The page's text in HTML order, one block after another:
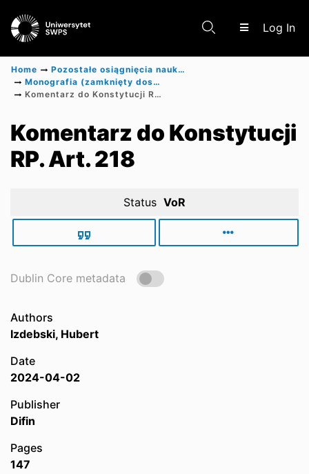
Log In
Communities & Collections
Scientific research results
Home
Pozostałe osiągnięcia naukowe
Monografia (zamknięty dostęp)
Komentarz do Konstytucji RP. Art. 218
Komentarz do Konstytucji
RP. Art. 218
Status VoR
Dublin Core metadata
Authors
Izdebski, Hubert
Date
2024-04-02
Publisher
Difin
Pages
147